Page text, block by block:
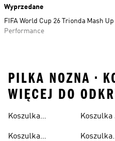
Wyprzedane
FIFA World Cup 26 Trionda Mash
Performance
PILKA NOZNA •
WIĘCEJ DO
Koszulka
Koszulka
Koszulka
Koszulka